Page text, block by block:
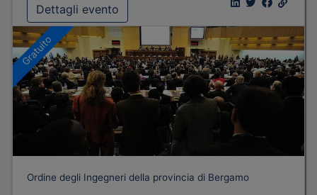
Dettagli evento
Gratuito
Ordine degli Ingegneri della provincia di Bergamo